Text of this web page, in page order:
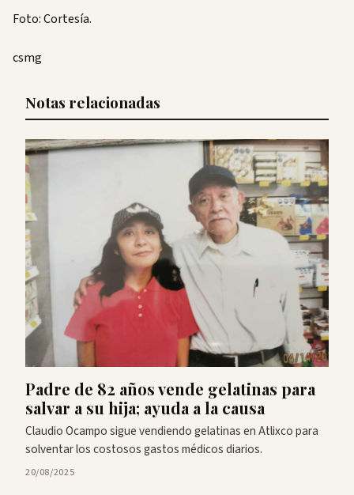
Foto: Cortesía.
csmg
Notas relacionadas
Padre de 82 años vende gelatinas para
salvar a su hija; ayuda a la causa
Claudio Ocampo sigue vendiendo gelatinas en Atlixco para
solventar los costosos gastos médicos diarios.
20/08/2025